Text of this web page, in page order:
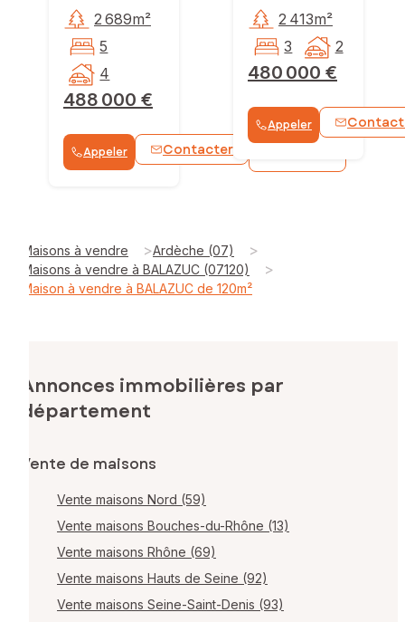
488 000 €
2 689m²
5
4
Appeler Contacter
480 000 €
2 413m²
3
2
Appeler
Maisons à vendre >Ardèche (07) >
Maisons à vendre à BALAZUC (07120) >
Maison à vendre à BALAZUC de 120m²
Annonces immobilières par
département
Vente de maisons
Vente maisons Nord (59)
Vente maisons Bouches-du-Rhône (13)
Vente maisons Rhône (69)
Vente maisons Hauts de Seine (92)
Vente maisons Seine-Saint-Denis (93)